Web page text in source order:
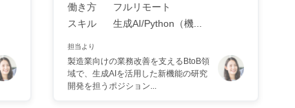
働き方
フルリモート
スキル
生成AI/Python（機...
担当より
製造業向けの業務改善を支えるBtoB領
域で、生成AIを活用した新機能の研究
開発を担うポジション...